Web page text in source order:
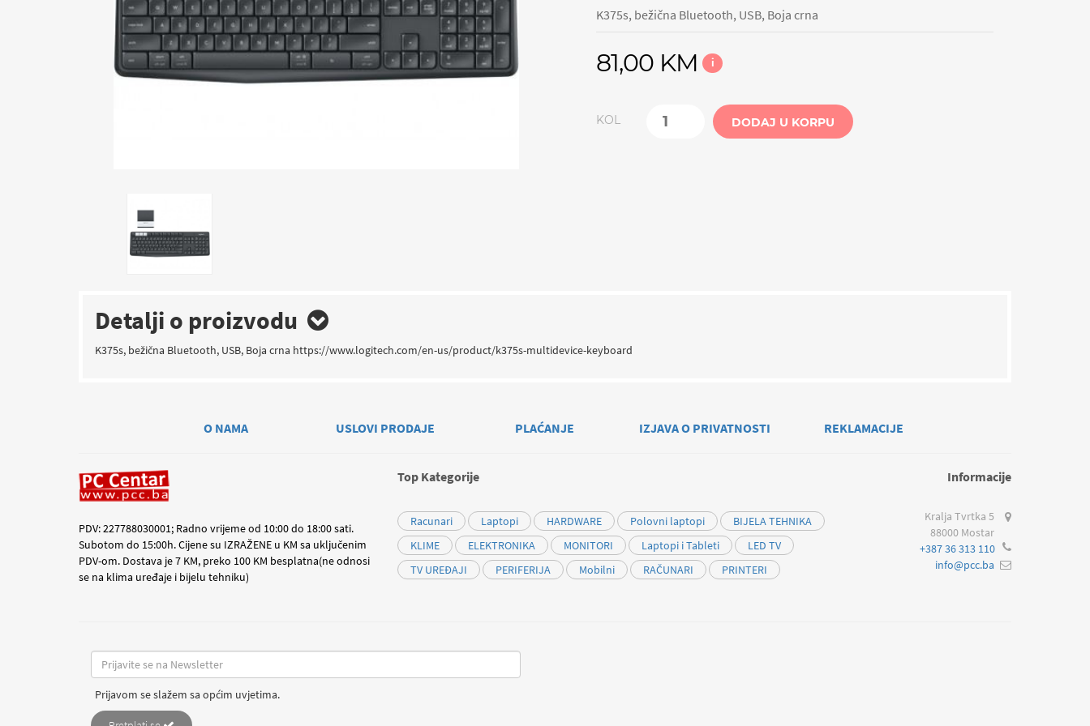
K375s, bežična Bluetooth, USB, Boja crna
81,00 KM i
KOL DODAJ U KORPU
Detalji o proizvodu
K375s, bežična Bluetooth, USB, Boja crna https://www.logitech.com/en-us/product/k375s-multidevice-keyboard
O NAMA USLOVI PRODAJE PLAĆANJE IZJAVA O PRIVATNOSTI REKLAMACIJE
PDV: 227788030001; Radno vrijeme od 10:00 do 18:00 sati.
Subotom do 15:00h. Cijene su IZRAŽENE u KM sa uključenim
PDV-om. Dostava je 7 KM, preko 100 KM besplatna(ne odnosi
se na klima uređaje i bijelu tehniku)
Top Kategorije
Racunari Laptopi HARDWARE Polovni laptopi
BIJELA TEHNIKA
KLIME
ELEKTRONIKA MONITORI Laptopi i Tableti
LED TV
TV UREĐAJI
PERIFERIJA Mobilni RAČUNARI PRINTERI
Informacije
Kralja Tvrtka 5
88000 Mostar
+387 36 313 110
info@pcc.ba
Prijavom se slažem sa općim uvjetima.